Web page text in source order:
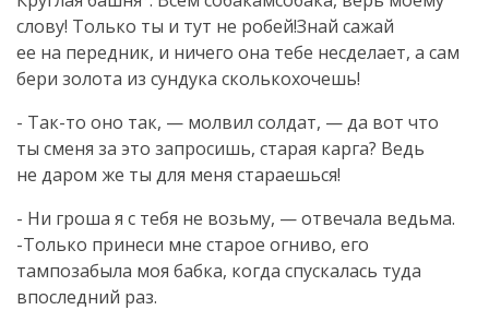
слову! Только ты и тут не робей!Знай сажай
ее на передник, и ничего она тебе несделает, а сам
бери золота из сундука сколькохочешь!
- Так-то оно так, — молвил солдат, — да вот что
ты сменя за это запросишь, старая карга? Ведь
не даром же ты для меня стараешься!
- Ни гроша я с тебя не возьму, — отвечала ведьма.
-Только принеси мне старое огниво, его
тампозабыла моя бабка, когда спускалась туда
впоследний раз.